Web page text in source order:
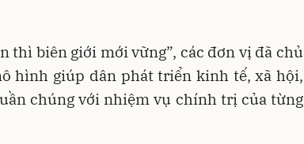
thì biên giới mới vững”, các đơn vị đã chủ
hình giúp dân phát triển kinh tế, xã hội,
chúng với nhiệm vụ chính trị của từng